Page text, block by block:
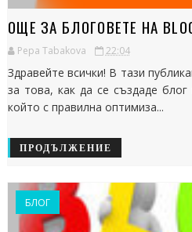
ОЩЕ ЗА БЛОГОВЕТЕ НА
Pepa Tabakova 22:04
Здравейте всички! В тази
за това, как да се създаде
който с правилна оптимиза...
ПРОДЪЛЖЕНИЕ
БЛОГ